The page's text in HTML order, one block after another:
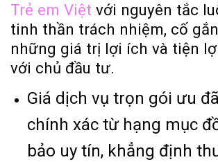
Trẻ em Việt với nguyên tắc
tinh thần trách nhiệm, cố
những giá trị lợi ích và tiện
với chủ đầu tư.
Giá dịch vụ trọn gói ưu
chính xác từ hạng mục
bảo uy tín, khẳng định